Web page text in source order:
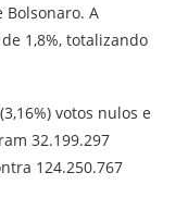
Bolsonaro. A
1,8%, totalizando
votos nulos e
32.199.297
124.250.767